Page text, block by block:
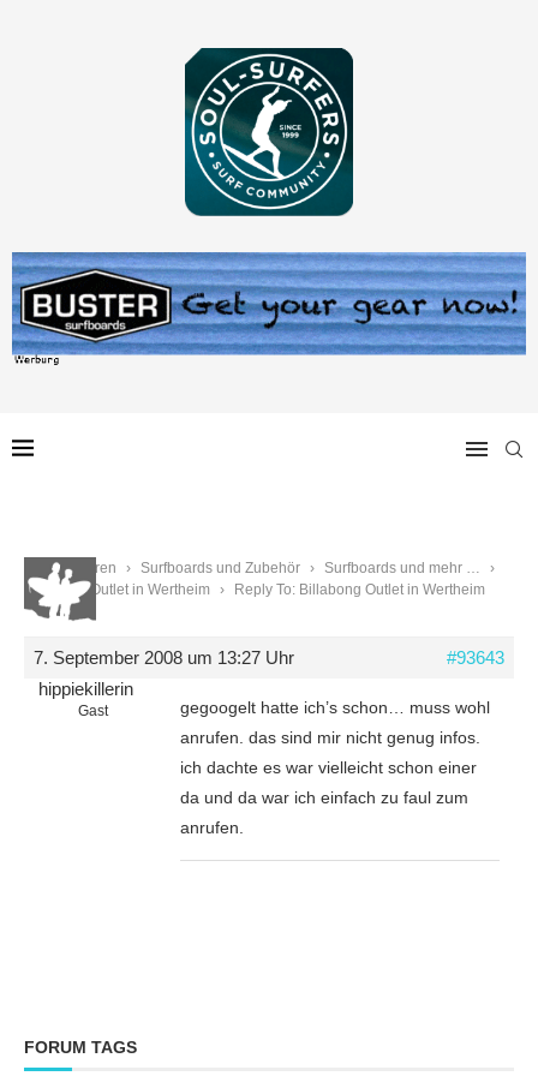
Start › Foren › Surfboards und Zubehör › Surfboards und mehr …
›
Billabong Outlet in Wertheim › Reply To: Billabong Outlet in Wertheim
7. September 2008 um 13:27 Uhr
#93643
hippiekillerin
Gast
gegoogelt hatte ich’s schon… muss wohl
anrufen. das sind mir nicht genug infos.
ich dachte es war vielleicht schon einer
da und da war ich einfach zu faul zum
anrufen.
FORUM TAGS